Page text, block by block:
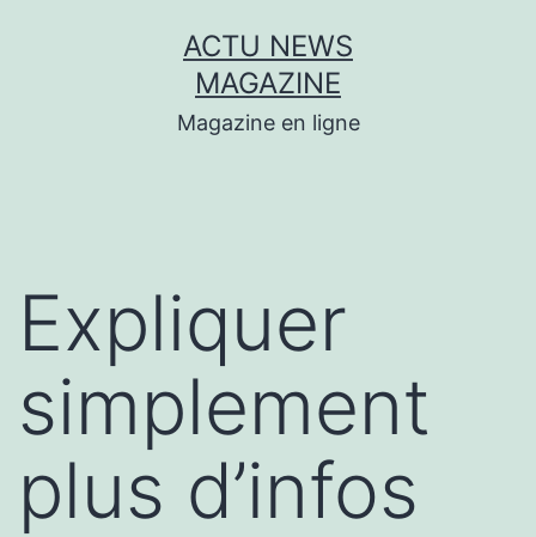
ACTU NEWS
MAGAZINE
Magazine en ligne
Expliquer
simplement
plus d’infos